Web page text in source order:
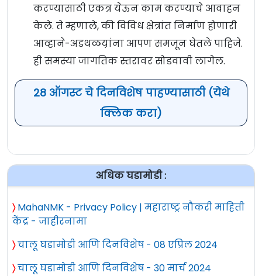
करण्यासाठी एकत्र येऊन काम करण्याचे आवाहन
केले. ते म्हणाले, की विविध क्षेत्रांत निर्माण होणारी
आव्हाने-अडथळय़ांना आपण समजून घेतले पाहिजे.
ही समस्या जागतिक स्तरावर सोडवावी लागेल.
28 ऑगस्ट चे दिनविशेष पाहण्यासाठी (येथे
क्लिक करा)
अधिक घडामोडी :
〉 MahaNMK - Privacy Policy | महाराष्ट्र नौकरी माहिती
केंद्र - जाहीरनामा
〉चालू घडामोडी आणि दिनविशेष - 08 एप्रिल 2024
〉चालू घडामोडी आणि दिनविशेष - 30 मार्च 2024